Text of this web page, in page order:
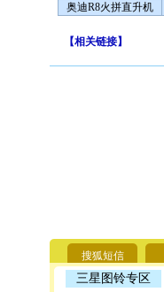
奥迪R8火拼直升机
【相关链接】
搜狐短信
三星图铃专区